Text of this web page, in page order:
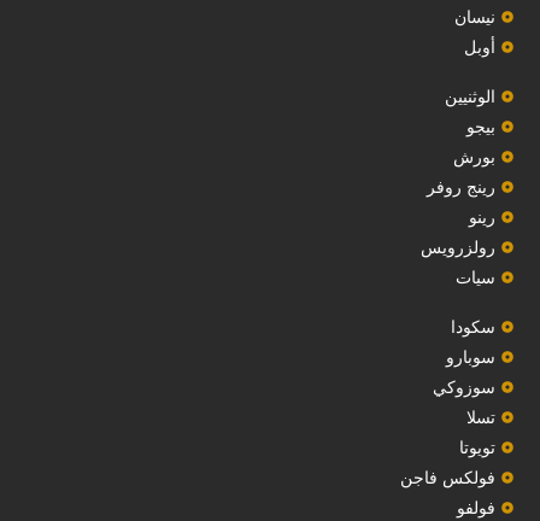
نيسان
أوبل
‏الوثنيين‏
بيجو
بورش
رينج روفر
رينو
رولزرويس
سيات
سكودا
‏سوبارو‏
سوزوكي
تسلا
تويوتا
فولكس فاجن
فولفو